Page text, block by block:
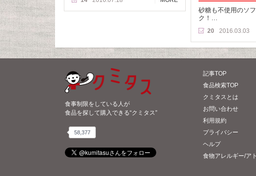
砂糖も不使用のソ
ク！…
20 2016.03.03
食事制限をしている人が
食品を探して購入できる“クミタス”
58,377
記事TOP
食品検索TOP
クミタスとは
お問い合わせ
利用規約
プライバシー
ヘルプ
食物アレルギー/ア